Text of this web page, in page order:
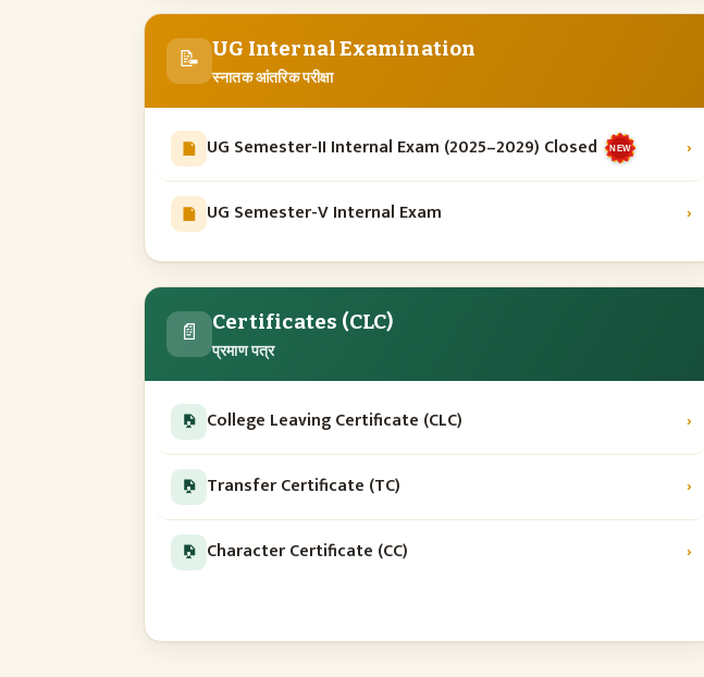
📝 UG Internal Examination
स्नातक आंतरिक परीक्षा
UG Semester-II Internal Exam (2025–2029) Closed NEW ›
UG Semester-V Internal Exam ›
📄 Certificates (CLC)
प्रमाण पत्र
College Leaving Certificate (CLC) ›
Transfer Certificate (TC) ›
Character Certificate (CC) ›